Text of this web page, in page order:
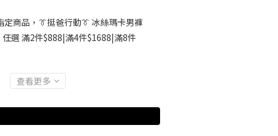
定商品，👔挺爸行動👔 冰絲瑪卡男褲
選 滿2件$888|滿4件$1688|滿8件
查看更多